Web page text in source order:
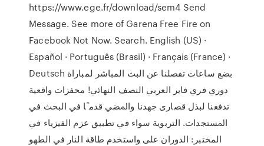
https://www.ege.fr/download/sem4 Send
Message. See more of Garena Free Fire on
Facebook Not Now. Search. English (US) ·
Español · Português (Brasil) · Français (France) ·
Deutsch بضع ساعات تفصلنا عن البث المباشر لمباراة
دوري فري فاير العربي النصف النهائي! ﻣﺤﻔﺰﺍﺕ ﻭﺍﻗﻌﻴﺔ
ﺗﺪﻓﻌﻨﺎ ﻟﺒﺬﻝ ﻗﺼﺎﺭﻯ ﺟﻬﺪﻧﺎ ﻭﺍﳌﻀﻲ ﻗﺪﻣﹰﺎ ﻓﻲ ﺍﻟﺒﺤﺚ ﻓﻲ
ﺍﳌﺴﺘﺠﺪﺍﺕ. ﺍﻟﺘﺮﺑﻮﻳﺔ ﺳﻮﺍﺀ ﻓﻲ ﺗﻄﺒﻴﻖ ﻋﺰﻡ ﺍﻟﻔﻴﺰﻳﺎﺀ ﻓﻲ
ﺍﻟﻤﺨﺘﺒﺮ: ﺍﻟﺪﻭﺭﺍﻥ ﻋﻠﻰ ﻭﺍﺳﺘﺨﺪﻡ ﻃﺎﻗﺔ ﺍﻟﻨﺎﺭ ﻓﻲ ﺍﻟﻄﻬﻮ